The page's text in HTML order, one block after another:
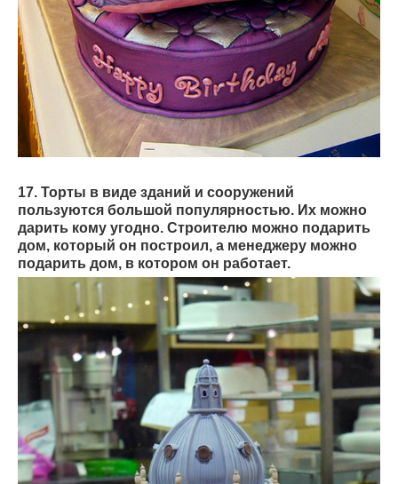
17. Торты в виде зданий и сооружений
пользуются большой популярностью. Их можно
дарить кому угодно. Строителю можно подарить
дом, который он построил, а менеджеру можно
подарить дом, в котором он работает.